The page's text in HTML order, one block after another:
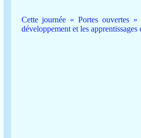
Cette journée « Portes ouvertes
développement et les apprentissages